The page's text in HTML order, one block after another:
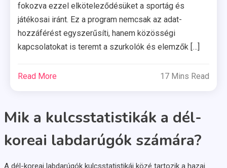
fokozva ezzel elköteleződésüket a sportág és
játékosai iránt. Ez a program nemcsak az adat-
hozzáférést egyszerűsíti, hanem közösségi
kapcsolatokat is teremt a szurkolók és elemzők […]
Read More 17 Mins Read
Mik a kulcsstatistikák a dél-
koreai labdarúgók számára?
A dél-koreai labdarúgók kulcsstatistikái közé tartozik a hazai